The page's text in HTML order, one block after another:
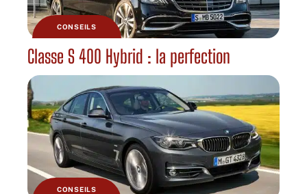
CONSEILS
Classe S 400 Hybrid : la perfection
CONSEILS